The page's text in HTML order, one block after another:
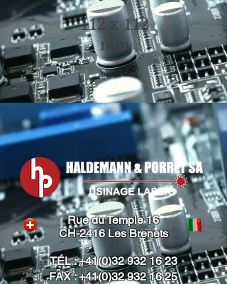
112 x 112
mm
Rue du Temple 16
CH-2416 Les Brenets
TÉL :+41(0)32 932 16 23
FAX :+41(0)32 932 16 25